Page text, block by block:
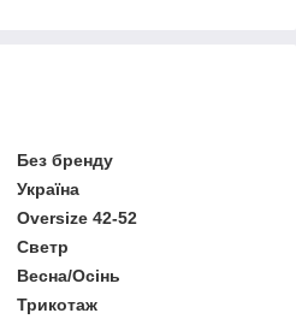
Без бренду
Україна
Oversize 42-52
Светр
Весна/Осінь
Трикотаж